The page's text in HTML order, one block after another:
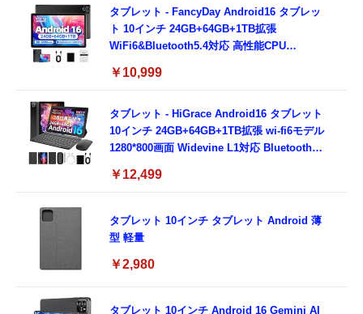
本語版
タブレット - FancyDay Android16 タブレッ
ト 10インチ 24GB+64GB+1TB拡張
WiFi6&Bluetooth5.4対応 高性能CPU
証 Type-C充電 顔認識 アンドロイド 無線投影
￥10,999
タブレット - HiGrace Android16 タブレット
10インチ 24GB+64GB+1TB拡張 wi-fi6モデル
1280*800画面 Widevine L1対応 Bluetooth5.4
ト搭載 児童守護 無線投影 キーボード+マウス
本語説明書 一年保証
￥12,499
タブレット 10インチ タブレット Android 薄
型 軽量
￥2,980
タブレット 10インチ Android 16 Gemini AI